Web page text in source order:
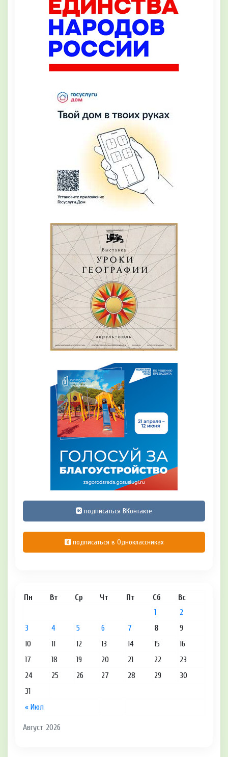
подписаться ВКонтакте
подписаться в Одноклассниках
Август 2026
Пн Вт Ср Чт Пт Сб Вс
« Июл
1
2
3
4 5 6 7 8
9
10
11 12 13 14 15
16
17
18 19 20 21 22
23
24
25 26 27 28 29
30
31